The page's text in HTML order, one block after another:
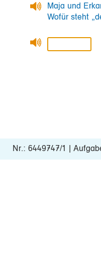
Maja und
Wofür steht
Nr.: 6449747/1 |